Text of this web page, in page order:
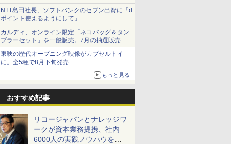
NTT島田社長、ソフトバンクのセブン出資に「d
ポイント使えるようにして」
カルディ、オンライン限定「ネコバッグ＆タン
ブラーセット」を一般販売。7月の抽選販売の
当選無効分
東映の歴代オープニング映像がカプセルトイ
に。全5種で8月下旬発売
もっと見る
おすすめ記事
リコージャパンとナレッジワ
ークが資本業務提携、社内
6000人の実践ノウハウを生